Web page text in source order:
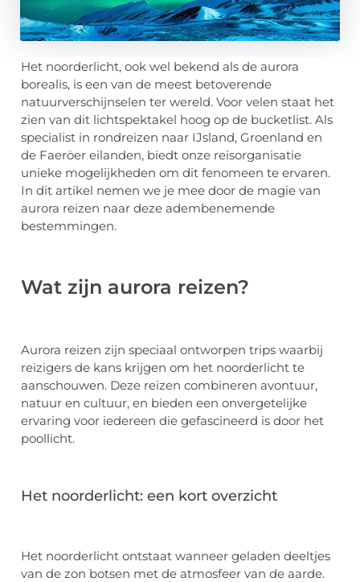
Het noorderlicht, ook wel bekend als de aurora
borealis, is een van de meest betoverende
natuurverschijnselen ter wereld. Voor velen staat het
zien van dit lichtspektakel hoog op de bucketlist. Als
specialist in rondreizen naar IJsland, Groenland en
de Faeröer eilanden, biedt onze reisorganisatie
unieke mogelijkheden om dit fenomeen te ervaren.
In dit artikel nemen we je mee door de magie van
aurora reizen naar deze adembenemende
bestemmingen.
Wat zijn aurora reizen?
Aurora reizen zijn speciaal ontworpen trips waarbij
reizigers de kans krijgen om het noorderlicht te
aanschouwen. Deze reizen combineren avontuur,
natuur en cultuur, en bieden een onvergetelijke
ervaring voor iedereen die gefascineerd is door het
poollicht.
Het noorderlicht: een kort overzicht
Het noorderlicht ontstaat wanneer geladen deeltjes
van de zon botsen met de atmosfeer van de aarde.